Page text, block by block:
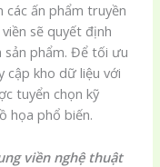
ấn phẩm truyền
sẽ quyết định
sản phẩm. Để tối ưu
cập kho dữ liệu với
tuyển chọn kỹ
họa phổ biến.
viền nghệ thuật